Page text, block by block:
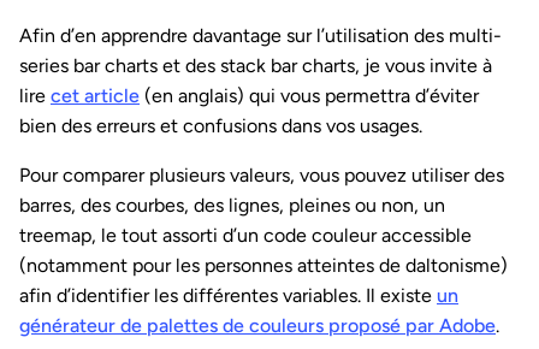
Afin d’en apprendre davantage sur l’utilisation des multi-
series bar charts et des stack bar charts, je vous invite à
lire cet article (en anglais) qui vous permettra d’éviter
bien des erreurs et confusions dans vos usages.
Pour comparer plusieurs valeurs, vous pouvez utiliser des
barres, des courbes, des lignes, pleines ou non, un
treemap, le tout assorti d’un code couleur accessible
(notamment pour les personnes atteintes de daltonisme)
afin d’identifier les différentes variables. Il existe un
générateur de palettes de couleurs proposé par Adobe.